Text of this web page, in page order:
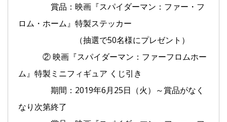
賞品：映画『スパイダーマン：ファー・フ
ロム・ホーム』特製ステッカー
（抽選で50名様にプレゼント）
② 映画『スパイダーマン：ファーフロムホー
ム』特製ミニフィギュア くじ引き
期間：2019年6月25日（火）～賞品がなく
なり次第終了